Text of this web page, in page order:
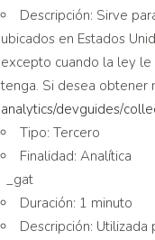
Descripción: Sirve
ubicados en Estados
excepto cuando la ley le
tenga. Si desea obtener
analytics/devguides/
Tipo: Tercero
Finalidad: Analítica
_gat
Duración: 1 minuto
Descripción: